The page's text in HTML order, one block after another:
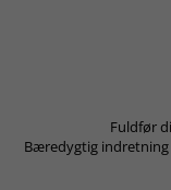
Fuldfør
Bæredygtig indretning